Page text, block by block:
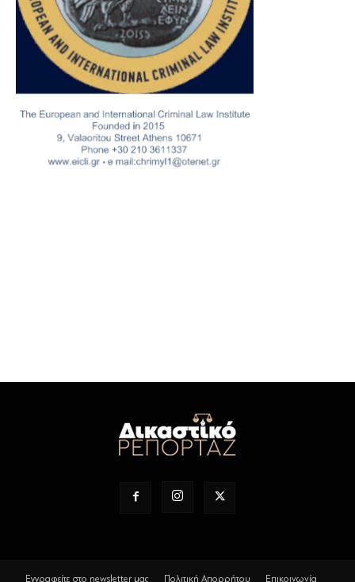
Εγγραφείτε στο newsletter μας Πολιτική Απορρήτου Επικοινωνία